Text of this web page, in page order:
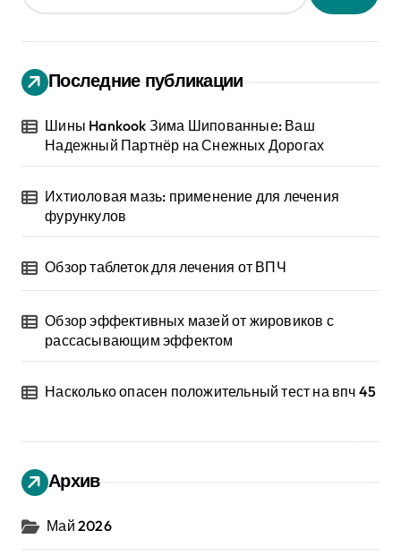
Последние публикации
Шины Hankook Зима Шипованные: Ваш
Надежный Партнёр на Снежных Дорогах
Ихтиоловая мазь: применение для лечения
фурункулов
Обзор таблеток для лечения от ВПЧ
Обзор эффективных мазей от жировиков с
рассасывающим эффектом
Насколько опасен положительный тест на впч 45
Архив
Май 2026